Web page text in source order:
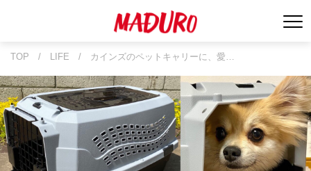
TOP / LIFE / カインズのペットキャリーに、愛…